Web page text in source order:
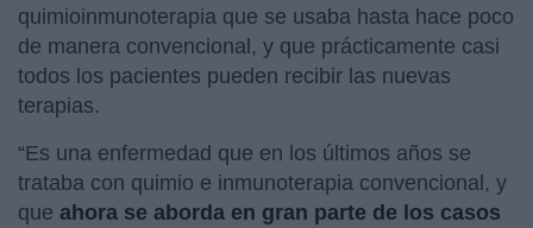
quimioinmunoterapia que se usaba hasta hace poco
de manera convencional, y que prácticamente casi
todos los pacientes pueden recibir las nuevas
terapias.
“Es una enfermedad que en los últimos años se
trataba con quimio e inmunoterapia convencional, y
que ahora se aborda en gran parte de los casos